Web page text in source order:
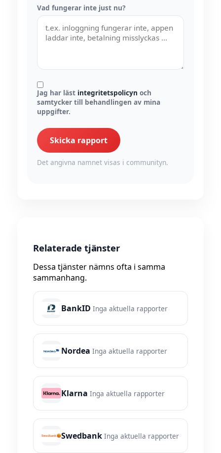
Vad fungerar inte just nu?
Jag har läst integritetspolicyn och
samtycker till behandlingen av mina
uppgifter.
Skicka rapport
Det angivna namnet visas i communityn.
Relaterade tjänster
Dessa tjänster nämns ofta i samma
sammanhang.
BankID Inga aktuella rapporter
Nordea Inga aktuella rapporter
Klarna Inga aktuella rapporter
Swedbank Inga aktuella rapporter